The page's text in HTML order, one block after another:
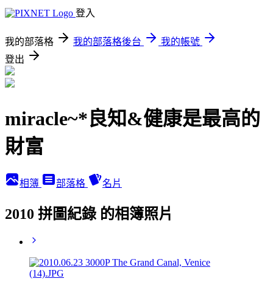
登入
我的部落格 我的部落格後台
我的帳號
登出
miracle~*良知&健康是最高的
財富
相簿 部落格 名片
2010 拼圖紀錄 的相簿照片